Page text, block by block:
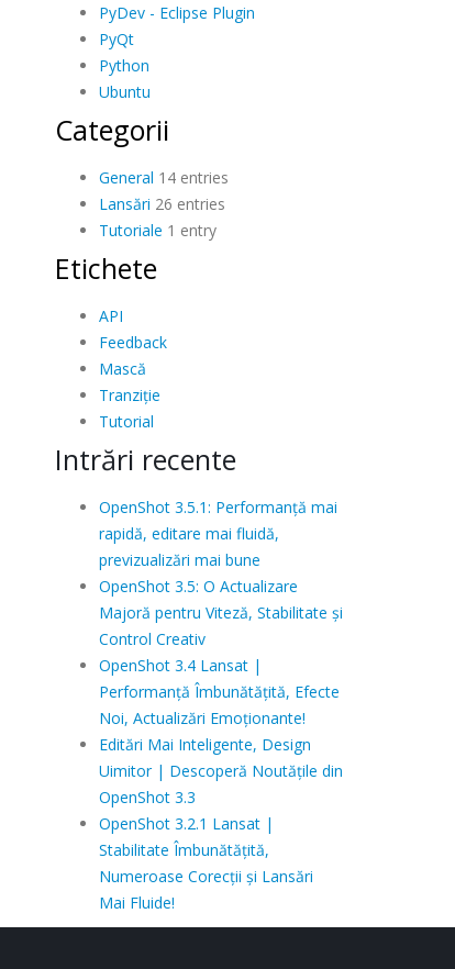
PyDev - Eclipse Plugin
PyQt
Python
Ubuntu
Categorii
General 14 entries
Lansări 26 entries
Tutoriale 1 entry
Etichete
API
Feedback
Mască
Tranziție
Tutorial
Intrări recente
OpenShot 3.5.1: Performanță mai
rapidă, editare mai fluidă,
previzualizări mai bune
OpenShot 3.5: O Actualizare
Majoră pentru Viteză, Stabilitate și
Control Creativ
OpenShot 3.4 Lansat |
Performanță Îmbunătățită, Efecte
Noi, Actualizări Emoționante!
Editări Mai Inteligente, Design
Uimitor | Descoperă Noutățile din
OpenShot 3.3
OpenShot 3.2.1 Lansat |
Stabilitate Îmbunătățită,
Numeroase Corecții și Lansări
Mai Fluide!